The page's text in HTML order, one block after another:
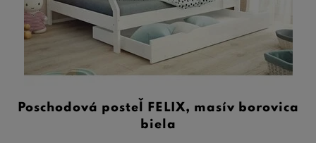
Poschodová posteľ FELIX, masív borovica
biela